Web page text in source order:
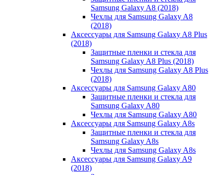
Samsung Galaxy A8 (2018)
Чехлы для Samsung Galaxy A8
(2018)
Аксессуары для Samsung Galaxy A8 Plus
(2018)
Защитные пленки и стекла для
Samsung Galaxy A8 Plus (2018)
Чехлы для Samsung Galaxy A8 Plus
(2018)
Аксессуары для Samsung Galaxy A80
Защитные пленки и стекла для
Samsung Galaxy A80
Чехлы для Samsung Galaxy A80
Аксессуары для Samsung Galaxy A8s
Защитные пленки и стекла для
Samsung Galaxy A8s
Чехлы для Samsung Galaxy A8s
Аксессуары для Samsung Galaxy A9
(2018)